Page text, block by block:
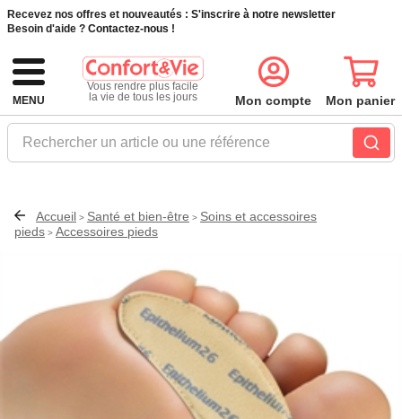
Recevez nos offres et nouveautés : S'inscrire à notre newsletter
Besoin d'aide ? Contactez-nous !
MENU
Vous rendre plus facile
la vie de tous les jours
Rechercher un article ou une référence
Mon compte Mon panier
Accueil > Santé et bien-être > Soins et accessoires
pieds > Accessoires pieds